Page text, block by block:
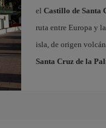
el Castillo de Santa
ruta entre Europa y
isla, de origen
Santa Cruz de la